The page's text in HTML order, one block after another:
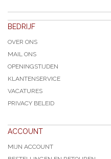
BEDRIJF
OVER ONS
MAIL ONS
OPENINGSTIJDEN
KLANTENSERVICE
VACATURES
PRIVACY BELEID
ACCOUNT
MIJN ACCOUNT